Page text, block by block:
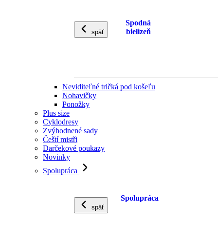
späť
Spodná
bielizeň
Neviditeľné tričká pod košeľu
Nohavičky
Ponožky
Plus size
Cyklodresy
Zvýhodnené sady
Čeští mistři
Darčekové poukazy
Novinky
Spolupráca
späť
Spolupráca